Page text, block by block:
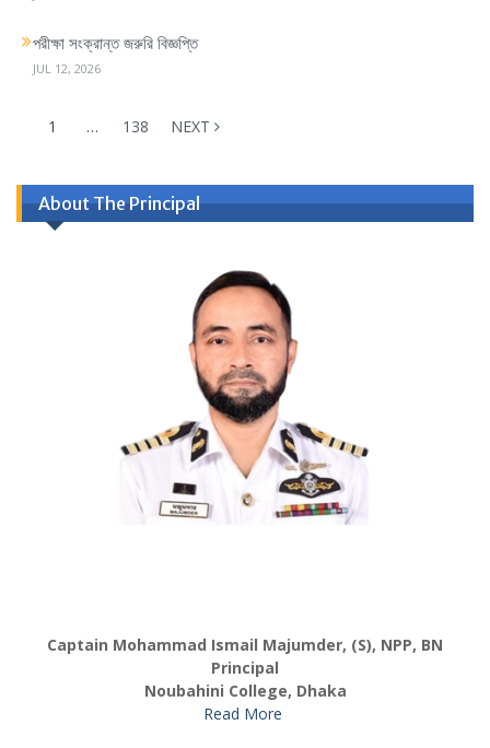
পরীক্ষা সংক্রান্ত জরুরি বিজ্ঞপ্তি
JUL 12, 2026
1 … 138 NEXT
About The Principal
Captain Mohammad Ismail Majumder, (S), NPP, BN
Principal
Noubahini College, Dhaka
Read More